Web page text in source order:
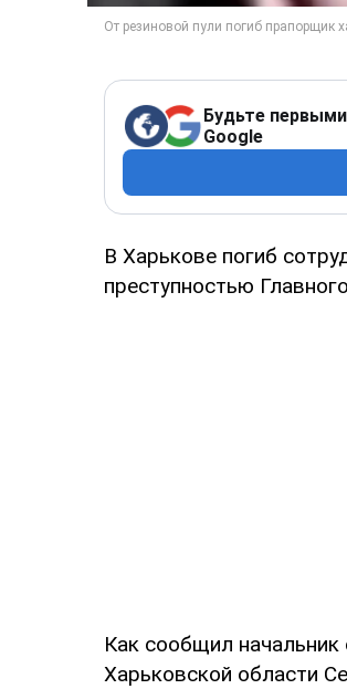
Будьте
Google
В Харькове погиб
преступностью
Как сообщил
Харьковской области